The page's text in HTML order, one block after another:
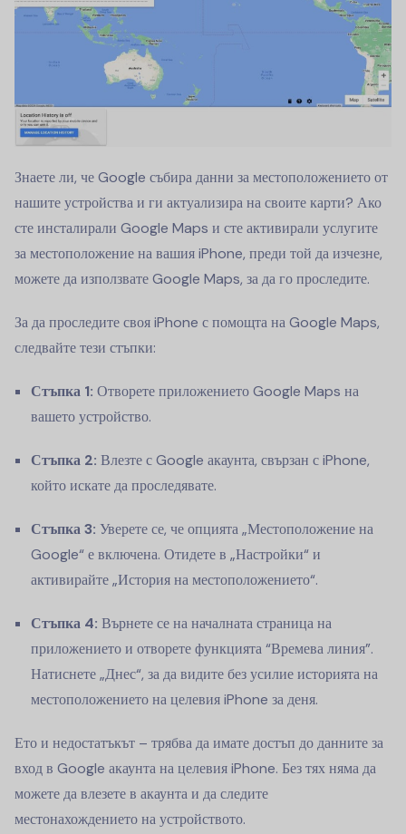
Знаете ли, че Google събира данни за местоположението от
нашите устройства и ги актуализира на своите карти? Ако
сте инсталирали Google Maps и сте активирали услугите
за местоположение на вашия iPhone, преди той да изчезне,
можете да използвате Google Maps, за да го проследите.
За да проследите своя iPhone с помощта на Google Maps,
следвайте тези стъпки:
Стъпка 1: Отворете приложението Google Maps на
вашето устройство.
Стъпка 2: Влезте с Google акаунта, свързан с iPhone,
който искате да проследявате.
Стъпка 3: Уверете се, че опцията „Местоположение на
Google“ е включена. Отидете в „Настройки“ и
активирайте „История на местоположението“.
Стъпка 4: Върнете се на началната страница на
приложението и отворете функцията “Времева линия”.
Натиснете „Днес“, за да видите без усилие историята на
местоположението на целевия iPhone за деня.
Ето и недостатъкът – трябва да имате достъп до данните за
вход в Google акаунта на целевия iPhone. Без тях няма да
можете да влезете в акаунта и да следите
местонахождението на устройството.